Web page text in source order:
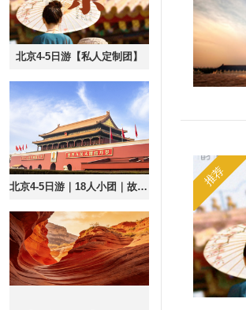
北京4-5日游【私人定制团】
北京4-5日游｜18人小团｜故宫+恭王府+升旗+八达岭+颐和园+圆明园+天坛 无购物无自费 推荐